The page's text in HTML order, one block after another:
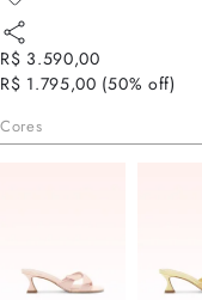
R$ 3.590,00
R$ 1.795,00 (50% off)
Cores